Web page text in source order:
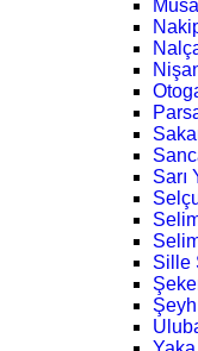
Sarı
Sille